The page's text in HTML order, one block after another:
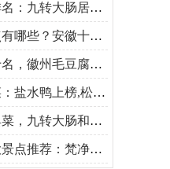
九转大肠居魁首，
些？安徽十大著名
徽州毛豆腐排在第
水鸭上榜,松鼠桂鱼
九转大肠和糖醋鲤
推荐：梵净山居第